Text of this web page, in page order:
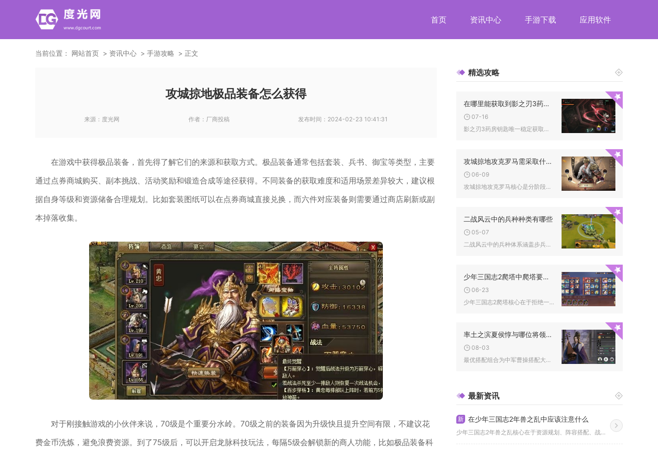
首页 资讯中心 手游下载 应用软件
当前位置： 网站首页 资讯中心 手游攻略 正文
攻城掠地极品装备怎么获得
来源： 度光网 作者： 厂商投稿 发布时间： 2024-02-23 10:41:31
在游戏中获得极品装备，首先得了解它们的来源和获取方式。极品装备通常包括套装、兵书、御宝等类型，主要
通过点券商城购买、副本挑战、活动奖励和锻造合成等途径获得。不同装备的获取难度和适用场景差异较大，建议根
据自身等级和资源储备合理规划。比如套装图纸可以在点券商城直接兑换，而六件对应装备则需要通过商店刷新或副
本掉落收集。
对于刚接触游戏的小伙伴来说，70级是个重要分水岭。70级之前的装备因为升级快且提升空间有限，不建议花
费金币洗炼，避免浪费资源。到了75级后，可以开启龙脉科技玩法，每隔5级会解锁新的商人功能，比如极品装备科
精选攻略
在哪里能获取到影之刃3药房的钥匙
07-16
影之刃3药房钥匙唯一稳定获取渠道是完成支线任务灭法司的残酷美...
攻城掠地攻克罗马需采取什么进攻方式
06-09
攻城掠地攻克罗马核心是分阶段推进、多线协同与精准武将战法搭配...
二战风云中的兵种种类有哪些
05-07
二战风云中的兵种体系涵盖步兵、装甲、空军、海军及特殊支援部队...
少年三国志2爬塔中爬塔要注意哪些问题
06-23
少年三国志2爬塔核心在于拒绝一键扫荡、优先输出增益、合理搭配...
率土之滨夏侯惇与哪位将领最佳配合
08-03
最优搭配组合为中军曹操搭配大营荀彧，组成经典螃蟹魏骑阵容，其...
最新资讯
新 在少年三国志2年兽之乱中应该注意什么
少年三国志2年兽之乱核心在于资源规划、阵容搭配、战斗节奏把控...